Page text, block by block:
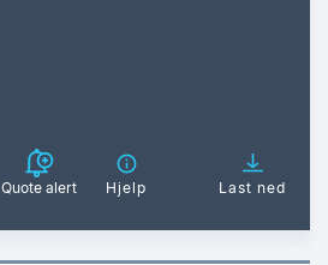
Quote alert Hjelp Last ned